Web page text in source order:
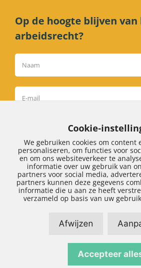
Op de hoogte blijven van
arbeidsrecht?
Algemene voorwaarden|
Sitemap| Realisatie
Cookie-
We gebruiken cookies om content
personaliseren, om functies voor
en om ons websiteverkeer te
informatie over uw gebruik van
partners voor social media,
partners kunnen deze gegevens
informatie die u aan ze heeft
verzameld op basis van uw
Afwijzen
Accepteer